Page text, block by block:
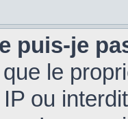
puis-je
le
ou